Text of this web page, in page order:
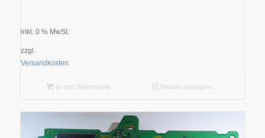
inkl. 0 % MwSt.
zzgl.
Versandkosten
In den Warenkorb Details anzeigen